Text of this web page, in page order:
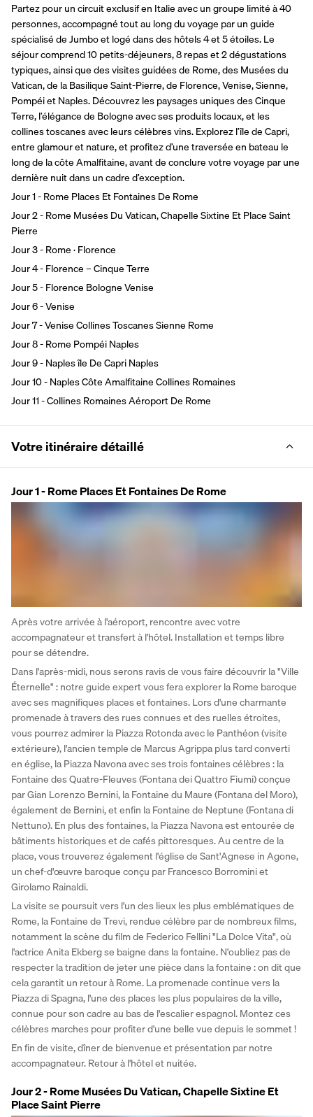
Partez pour un circuit exclusif en Italie avec un groupe limité à 40
personnes, accompagné tout au long du voyage par un guide
spécialisé de Jumbo et logé dans des hôtels 4 et 5 étoiles. Le
séjour comprend 10 petits-déjeuners, 8 repas et 2 dégustations
typiques, ainsi que des visites guidées de Rome, des Musées du
Vatican, de la Basilique Saint-Pierre, de Florence, Venise, Sienne,
Pompéi et Naples. Découvrez les paysages uniques des Cinque
Terre, l’élégance de Bologne avec ses produits locaux, et les
collines toscanes avec leurs célèbres vins. Explorez l’île de Capri,
entre glamour et nature, et profitez d’une traversée en bateau le
long de la côte Amalfitaine, avant de conclure votre voyage par une
dernière nuit dans un cadre d’exception.
Jour 1 - Rome Places Et Fontaines De Rome
Jour 2 - Rome Musées Du Vatican, Chapelle Sixtine Et Place Saint
Pierre
Jour 3 - Rome · Florence
Jour 4 - Florence – Cinque Terre
Jour 5 - Florence Bologne Venise
Jour 6 - Venise
Jour 7 - Venise Collines Toscanes Sienne Rome
Jour 8 - Rome Pompéi Naples
Jour 9 - Naples île De Capri Naples
Jour 10 - Naples Côte Amalfitaine Collines Romaines
Jour 11 - Collines Romaines Aéroport De Rome
Votre itinéraire détaillé
Jour 1 - Rome Places Et Fontaines De Rome
Après votre arrivée à l'aéroport, rencontre avec votre
accompagnateur et transfert à l'hôtel. Installation et temps libre
pour se détendre.
Dans l'après-midi, nous serons ravis de vous faire découvrir la "Ville
Éternelle" : notre guide expert vous fera explorer la Rome baroque
avec ses magnifiques places et fontaines. Lors d'une charmante
promenade à travers des rues connues et des ruelles étroites,
vous pourrez admirer la Piazza Rotonda avec le Panthéon (visite
extérieure), l'ancien temple de Marcus Agrippa plus tard converti
en église, la Piazza Navona avec ses trois fontaines célèbres : la
Fontaine des Quatre-Fleuves (Fontana dei Quattro Fiumi) conçue
par Gian Lorenzo Bernini, la Fontaine du Maure (Fontana del Moro),
également de Bernini, et enfin la Fontaine de Neptune (Fontana di
Nettuno). En plus des fontaines, la Piazza Navona est entourée de
bâtiments historiques et de cafés pittoresques. Au centre de la
place, vous trouverez également l'église de Sant'Agnese in Agone,
un chef-d'œuvre baroque conçu par Francesco Borromini et
Girolamo Rainaldi.
La visite se poursuit vers l'un des lieux les plus emblématiques de
Rome, la Fontaine de Trevi, rendue célèbre par de nombreux films,
notamment la scène du film de Federico Fellini "La Dolce Vita", où
l'actrice Anita Ekberg se baigne dans la fontaine. N'oubliez pas de
respecter la tradition de jeter une pièce dans la fontaine : on dit que
cela garantit un retour à Rome. La promenade continue vers la
Piazza di Spagna, l'une des places les plus populaires de la ville,
connue pour son cadre au bas de l'escalier espagnol. Montez ces
célèbres marches pour profiter d'une belle vue depuis le sommet !
En fin de visite, dîner de bienvenue et présentation par notre
accompagnateur. Retour à l'hôtel et nuitée.
Jour 2 - Rome Musées Du Vatican, Chapelle Sixtine Et
Place Saint Pierre